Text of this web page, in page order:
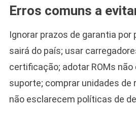
Erros comuns a
Ignorar prazos de garantia por
sairá do país; usar
certificação; adotar ROMs
suporte; comprar unidades de
não esclarecem políticas de